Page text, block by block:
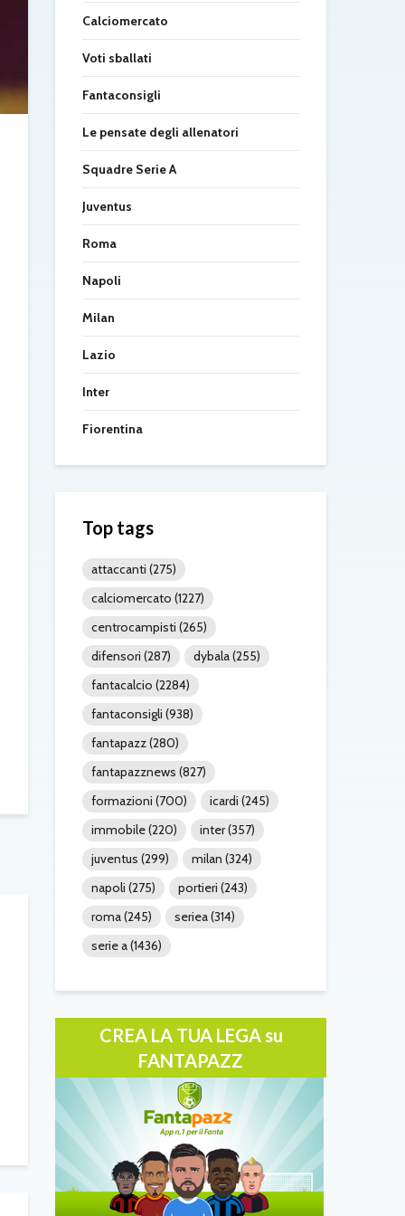
Calciomercato
Voti sballati
Fantaconsigli
Le pensate degli allenatori
Squadre Serie A
Juventus
Roma
Napoli
Milan
Lazio
Inter
Fiorentina
Top tags
attaccanti (275)
calciomercato (1227)
centrocampisti (265)
difensori (287) dybala(255)
fantacalcio (2284)
fantaconsigli (938)
fantapazz(280)
fantapazznews (827)
formazioni (700) icardi (245)
immobile(220) inter(357)
juventus (299) milan (324)
napoli (275) portieri (243)
roma(245) seriea(314)
serie a(1436)
CREA LA TUA LEGA su
FANTAPAZZ